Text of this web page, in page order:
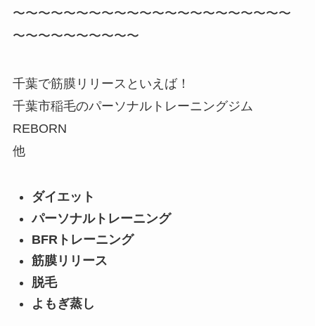
〜〜〜〜〜〜〜〜〜〜〜〜〜〜〜〜〜〜〜〜〜〜
〜〜〜〜〜〜〜〜〜〜
千葉で筋膜リリースといえば！
千葉市稲毛のパーソナルトレーニングジム
REBORN
他
ダイエット
パーソナルトレーニング
BFRトレーニング
筋膜リリース
脱毛
よもぎ蒸し